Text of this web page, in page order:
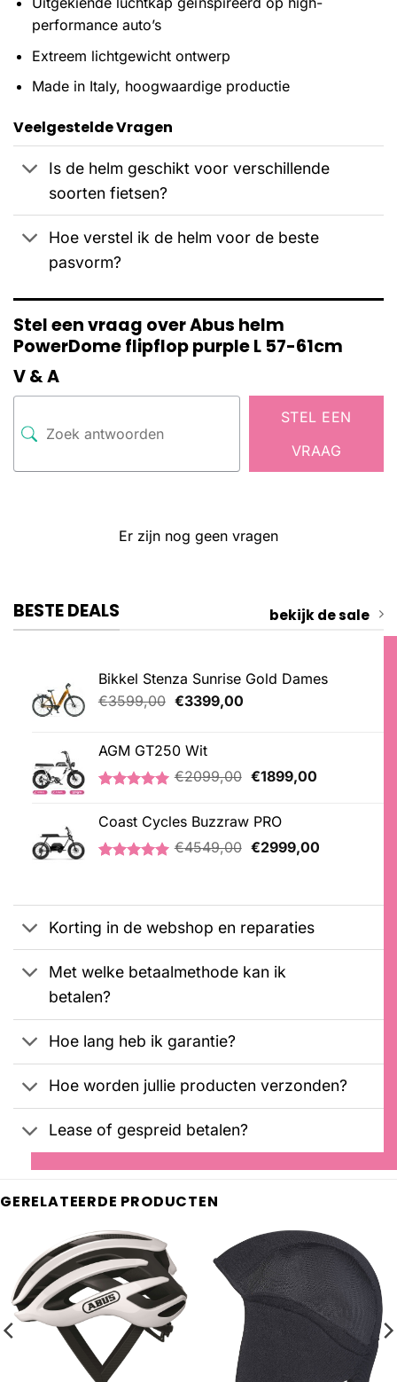
performance auto’s
Extreem lichtgewicht ontwerp
Made in Italy, hoogwaardige productie
Veelgestelde Vragen
Is de helm geschikt voor verschillende
soorten fietsen?
Hoe verstel ik de helm voor de beste
pasvorm?
Stel een vraag over Abus helm
PowerDome flipflop purple L 57-61cm
V & A
STEL EEN
VRAAG
Er zijn nog geen vragen
BESTE DEALS bekijk de sale
Bikkel Stenza Sunrise Gold Dames
€3599,00 Oorspronkelijke
€3599,00.
€3399,00Huidige
AGM GT250 Wit
5.00
op 5
gebaseerd
op
klantbeoordeling
€2099,00 Oorspronkelijke
€2099,00.
€1899,00Huidige
Coast Cycles Buzzraw PRO
klantbeoordeling
€4549,00 Oorspronkelijke
€2999,00Huidige
Korting in de webshop en reparaties
Met welke betaalmethode kan ik
betalen?
Hoe lang heb ik garantie?
Hoe worden jullie producten verzonden?
Lease of gespreid betalen?
GERELATEERDE PRODUCTEN